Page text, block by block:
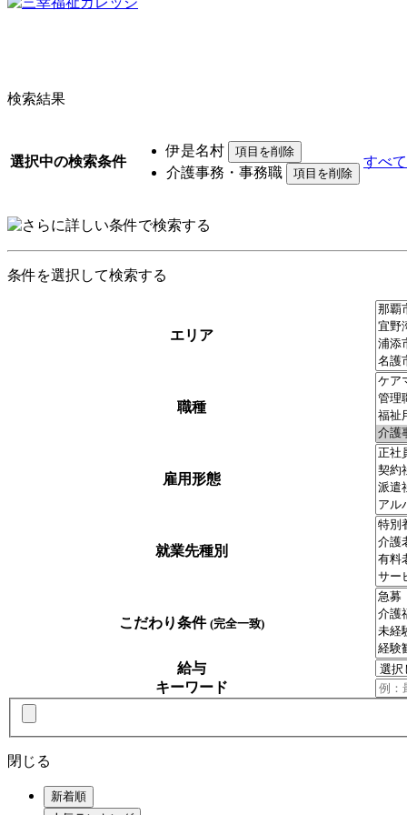
検索結果
選択中の検索条件
伊是名村
介護事務・事務職
すべ
条件を選択して検索する
エリア
職種
雇用形態
就業先種別
こだわり条件 (完全一致)
給与
キーワード
閉じる
新着順